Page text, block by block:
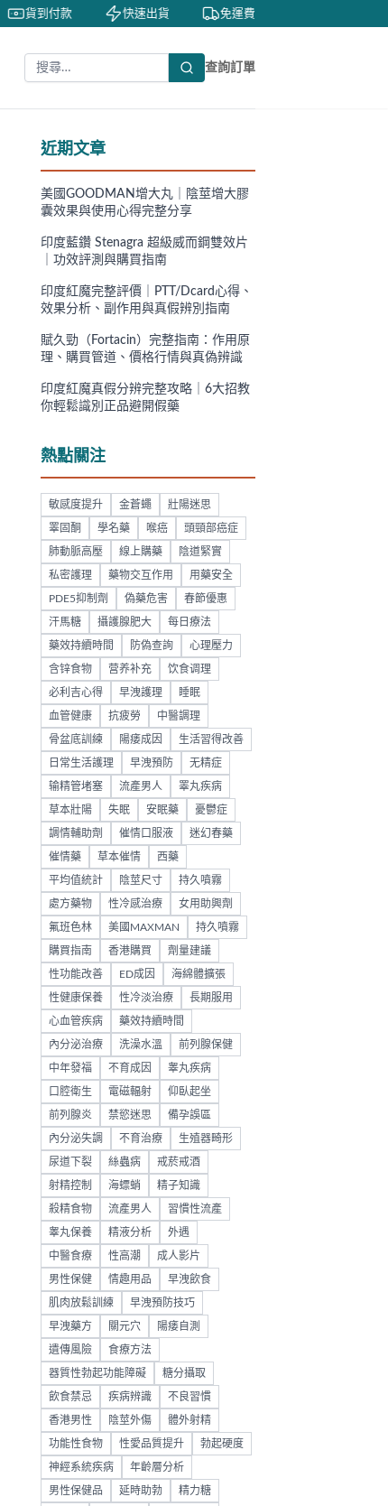
貨到付款 快速出貨 免運費
查詢訂單
近期文章
美國GOODMAN增大丸｜陰莖增大膠
囊效果與使用心得完整分享
印度藍鑽 Stenagra 超級威而鋼雙效片
｜功效評測與購買指南
印度紅魔完整評價｜PTT/Dcard心得、
效果分析、副作用與真假辨別指南
賦久勁（Fortacin）完整指南：作用原
理、購買管道、價格行情與真偽辨識
印度紅魔真假分辨完整攻略｜6大招教
你輕鬆識別正品避開假藥
熱點關注
敏感度提升 金蒼蠅 壯陽迷思
睪固酮 學名藥 喉癌 頭頸部癌症
肺動脈高壓 線上購藥 陰道緊實
私密護理 藥物交互作用 用藥安全
PDE5抑制劑 偽藥危害 春節優惠
汗馬糖 攝護腺肥大 每日療法
藥效持續時間 防偽查詢 心理壓力
含锌食物 营养补充 饮食调理
必利吉心得 早洩護理 睡眠
血管健康 抗疲勞 中醫調理
骨盆底訓練 陽痿成因 生活習得改善
日常生活護理 早洩預防 无精症
输精管堵塞 流產男人 睪丸疾病
草本壯陽 失眠 安眠藥 憂鬱症
調情輔助劑 催情口服液 迷幻春藥
催情藥 草本催情 西藥
平均值統計 陰莖尺寸 持久噴霧
處方藥物 性冷感治療 女用助興劑
氟班色林 美國MAXMAN 持久噴霧
購買指南 香港購買 劑量建議
性功能改善 ED成因 海綿體擴張
性健康保養 性冷淡治療 長期服用
心血管疾病 藥效持續時間
內分泌治療 洗澡水溫 前列腺保健
中年發福 不育成因 睾丸疾病
口腔衛生 電磁輻射 仰臥起坐
前列腺炎 禁慾迷思 備孕誤區
內分泌失調 不育治療 生殖器畸形
尿道下裂 絲蟲病 戒菸戒酒
射精控制 海螵蛸 精子知識
殺精食物 流產男人 習慣性流產
睾丸保養 精液分析 外遇
中醫食療 性高潮 成人影片
男性保健 情趣用品 早洩飲食
肌肉放鬆訓練 早洩預防技巧
早洩藥方 關元穴 陽痿自測
遺傳風險 食療方法
器質性勃起功能障礙 糖分攝取
飲食禁忌 疾病辨識 不良習慣
香港男性 陰莖外傷 體外射精
功能性食物 性愛品質提升 勃起硬度
神經系統疾病 年齡層分析
男性保健品 延時助勃 精力糖